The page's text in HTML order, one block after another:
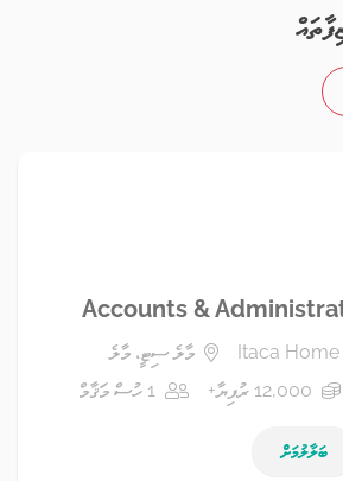
Accounts &
Itaca
މާލެ ސިޓީ، މާލެ
12,000 ރުފިޔާ+ 1 ހުސް މަޤާމް
ބަލާލުމަށް